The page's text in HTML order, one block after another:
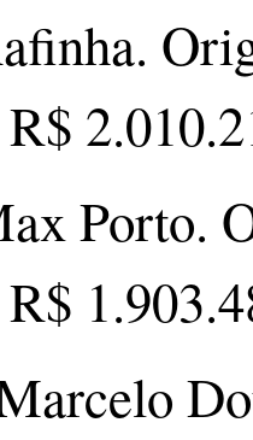
Porto.